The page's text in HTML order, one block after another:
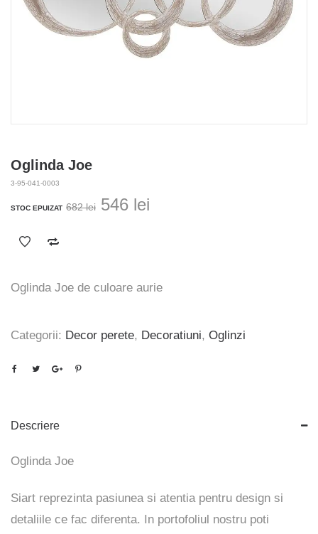
Oglinda Joe
3-95-041-0003
STOC EPUIZAT 682lei Prețul
546 lei
Oglinda Joe de culoare aurie
Categorii: Decor perete, Decoratiuni, Oglinzi
Descriere
Oglinda Joe
Siart reprezinta pasiunea si atentia pentru design si
detaliile ce fac diferenta. In portofoliul nostru poti